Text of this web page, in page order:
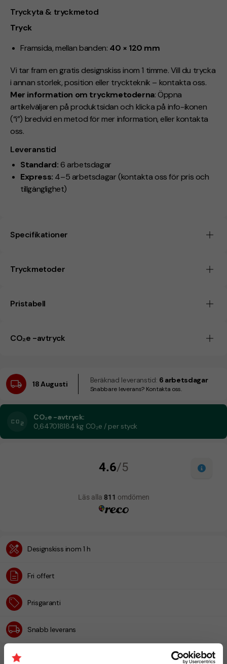
Tryckyta & tryckmetod
Tryck
Framsida, mellan banden: 40 × 120 mm
Vi tar fram en gratis designskiss inom 1 timme. Vill du trycka
i annan storlek, position eller tryckteknik – kontakta oss.
Mer information om tryckmetoderna: Öppna
artikelväljaren på produktsidan och klicka på info-ikonen
(“i”) bredvid en metod för mer information, eller kontakta
oss.
Leveranstid
Standard:6 arbetsdagar
Express: 4–5 arbetsdagar (kontakta oss för pris och
tillgänglighet)
Specifikationer
Tryckmetoder
Pristabell
CO₂e -avtryck
18 Augusti Beräknad leveranstid: 6 arbetsdagar
Snabbare leverans? Kontakta oss.
CO₂e -avtryck:
0,647018184 kg CO₂e / per styck
Designskiss inom 1 h
Fri offert
Prisgaranti
Snabb leverans